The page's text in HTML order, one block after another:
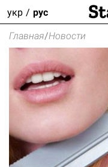
укр рус
Главная/Новости